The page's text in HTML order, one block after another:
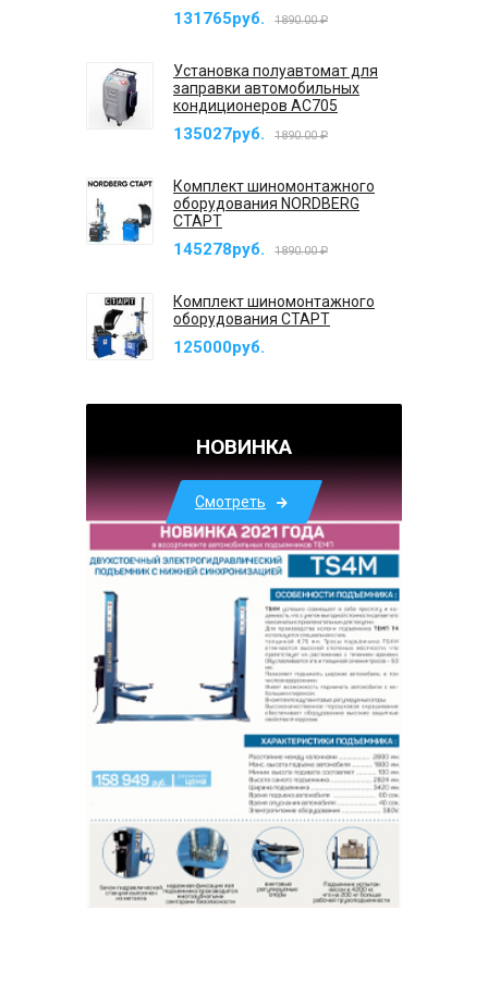
131765руб. 1890.00 ₽
Установка полуавтомат для
заправки автомобильных
кондиционеров AC705
135027руб. 1890.00 ₽
Комплект шиномонтажного
оборудования NORDBERG
СТАРТ
145278руб. 1890.00 ₽
Комплект шиномонтажного
оборудования СТАРТ
125000руб.
НОВИНКА
Смотреть